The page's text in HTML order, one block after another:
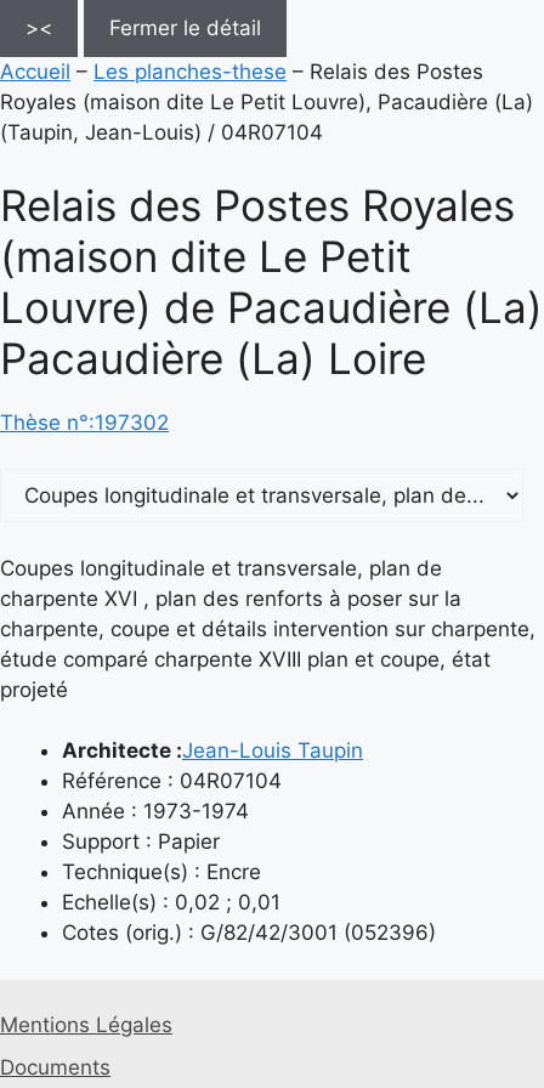
><
Fermer le détail
Accueil – Les planches-these – Relais des Postes
Royales (maison dite Le Petit Louvre), Pacaudière (La)
(Taupin, Jean-Louis) / 04R07104
Relais des Postes Royales
(maison dite Le Petit
Louvre) de Pacaudière (La)
Pacaudière (La) Loire
Thèse n°:197302
Coupes longitudinale et transversale, plan de
charpente XVI , plan des renforts à poser sur la
charpente, coupe et détails intervention sur charpente,
étude comparé charpente XVIII plan et coupe, état
projeté
Architecte :Jean-Louis Taupin
Référence : 04R07104
Année : 1973-1974
Support : Papier
Technique(s) : Encre
Echelle(s) : 0,02 ; 0,01
Cotes (orig.) : G/82/42/3001 (052396)
Mentions Légales
Documents